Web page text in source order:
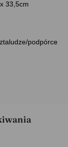
33,5cm
podpórce